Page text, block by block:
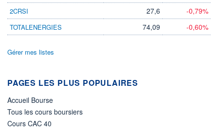
2CRSI 27,6 -0,79%
TOTALENERGIES 74,09 -0,60%
Gérer mes listes
PAGES LES PLUS POPULAIRES
Accueil Bourse
Tous les cours boursiers
Cours CAC 40